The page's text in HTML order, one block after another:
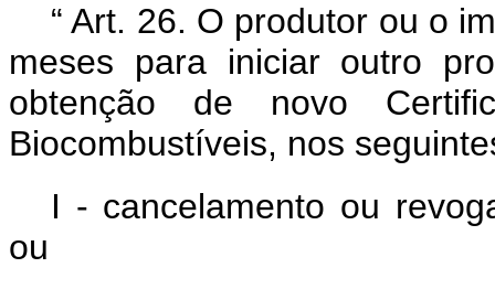
“Art. 26. O produtor ou o
meses para iniciar outro
obtenção de novo
Biocombustíveis, nos
I - cancelamento ou
ou